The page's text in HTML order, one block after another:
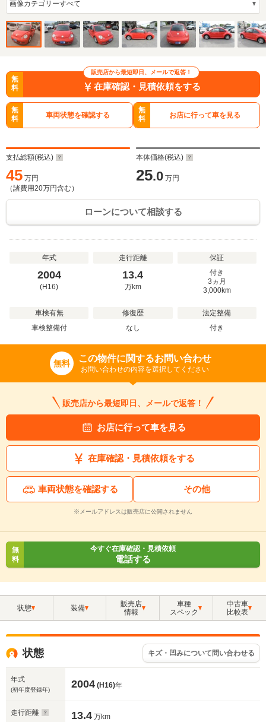
販売店から最短即日、メールで返答！
無
料
在庫確認・見積依頼をする
無
料
車両状態を確認する
無
料
お店に行って車を見る
支払総額(税込)
45 万円
（諸費用20万円含む）
本体価格(税込)
25.0 万円
ローンについて相談する
年式
2004
(H16)
走行距離
13.4
万km
保証
付き
3ヵ月
3,000km
車検有無
車検整備付
修復歴
なし
法定整備
付き
無料 この物件に関するお問い合わせ
お問い合わせの内容を選択してください
販売店から最短即日、メールで返答！
お店に行って車を見る
在庫確認・見積依頼をする
車両状態を確認する その他
※メールアドレスは販売店に公開されません
無
料
今すぐ在庫確認・見積依頼
電話する
状態 装備
販売店
情報
車種
スペック
中古車
比較表
状態 キズ・凹みについて問い合わせる
年式
(初年度登録年) 2004 (H16)年
走行距離 13.4 万km